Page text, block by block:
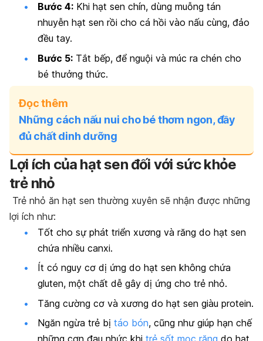
Bước 4: Khi hạt sen chín, dùng muỗng tán
nhuyễn hạt sen rồi cho cá hồi vào nấu cùng, đảo
đều tay.
Bước 5: Tắt bếp, để nguội và múc ra chén cho
bé thưởng thức.
Đọc thêm
Những cách nấu nui cho bé thơm ngon, đầy
đủ chất dinh dưỡng
Lợi ích của hạt sen đối với sức khỏe
trẻ nhỏ
Trẻ nhỏ ăn hạt sen thường xuyên sẽ nhận được những
lợi ích như:
Tốt cho sự phát triển xương và răng do hạt sen
chứa nhiều canxi.
Ít có nguy cơ dị ứng do hạt sen không chứa
gluten, một chất dễ gây dị ứng cho trẻ nhỏ.
Tăng cường cơ và xương do hạt sen giàu protein.
Ngăn ngừa trẻ bị táo bón, cũng như giúp hạn chế